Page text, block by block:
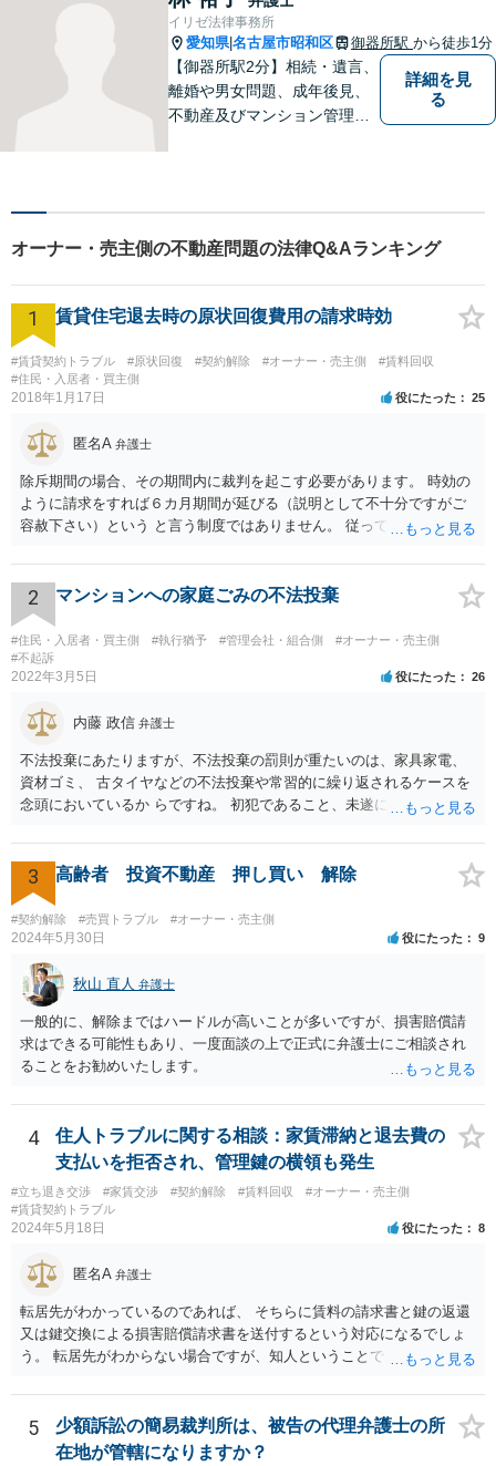
【駐車場あり】【オンライン
相談可】
イリゼ法律事務所
愛知県|名古屋市昭和区 御器所駅 から徒歩1分
【御器所駅2分】相続・遺言、
離婚や男女問題、成年後見、
不動産及びマンション管理な
い、丁寧な説明と迅速な対応
を心がけております。【完全
個室】【法テラス利用可】
詳細を見
る
オーナー・売主側の不動産問題の法律Q&Aランキング
1 賃貸住宅退去時の原状回復費用の請求時効
#賃貸契約トラブル #原状回復 #契約解除 #オーナー・売主側
#賃料回収
#住民・入居者・買主側
2018年1月17日 役にたった 25
匿名A 弁護士
除斥期間の場合、その期間内に裁判を起こす必要があります。 時効の
ように請求をすれば６カ月期間が延びる（説明として不十分ですがご
容赦下さい）という と言う制度ではありません。 従って、理論上は１
2 マンションへの家庭ごみの不法投棄
#住民・入居者・買主側 #執行猶予 #管理会社・組合側
#オーナー・売主側
#不起訴
2022年3月5日 役にたった 26
内藤 政信 弁護士
不法投棄にあたりますが、不法投棄の罰則が重たいのは、家具家電、
資材ゴミ、 古タイヤなどの不法投棄や常習的に繰り返されるケースを
念頭においているか らですね。 初犯であること、未遂に終わっている
ことはないでしょう。 様子見でいいでしょう。
3 高齢者 投資不動産 押し買い 解除
#契約解除 #売買トラブル #オーナー・売主側
2024年5月30日 役にたった 9
秋山 直人 弁護士
一般的に、解除まではハードルが高いことが多いですが、損害賠償請
求はできる可能性もあり、一度面談の上で正式に弁護士にご相談され
ることをお勧めいたします。
4
住人トラブルに関する相談：家賃滞納と退去費の
支払いを拒否され、管理鍵の横領も発生
#立ち退き交渉 #家賃交渉 #契約解除 #賃料回収
#オーナー・売主側
#賃貸契約トラブル
2024年5月18日 役にたった 8
匿名A 弁護士
転居先がわかっているのであれば、 そちらに賃料の請求書と鍵の返還
又は鍵交換による損害賠償請求書を送付するという対応になるでしょ
う。 転居先がわからない場合ですが、知人ということで、連絡がつく
で、適切な対応が望めない場合は、債権回収を弁護士に依頼すること
をご検討ください。
5
少額訴訟の簡易裁判所は、被告の代理弁護士の所
在地が管轄になりますか？